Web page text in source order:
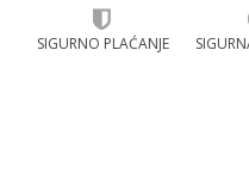
SIGURNO PLAĆANJE